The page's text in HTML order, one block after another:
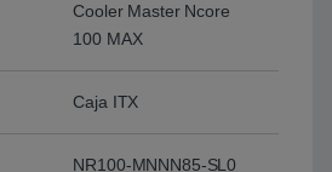
Cooler Master Ncore
100 MAX
Caja ITX
NR100-MNNN85-SL0